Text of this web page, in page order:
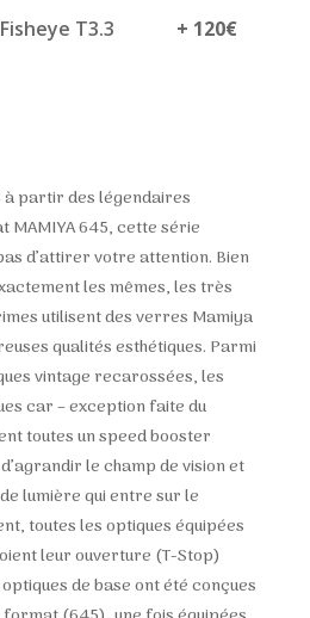
Fisheye T3.3 + 120€
partir des légendaires
MAMIYA 645, cette série
d’attirer votre attention. Bien
les mêmes, les très
utilisent des verres Mamiya
qualités esthétiques. Parmi
vintage recarossées, les
car – exception faite du
toutes un speed booster
le champ de vision et
lumière qui entre sur le
toutes les optiques équipées
leur ouverture (T-Stop)
de base ont été conçues